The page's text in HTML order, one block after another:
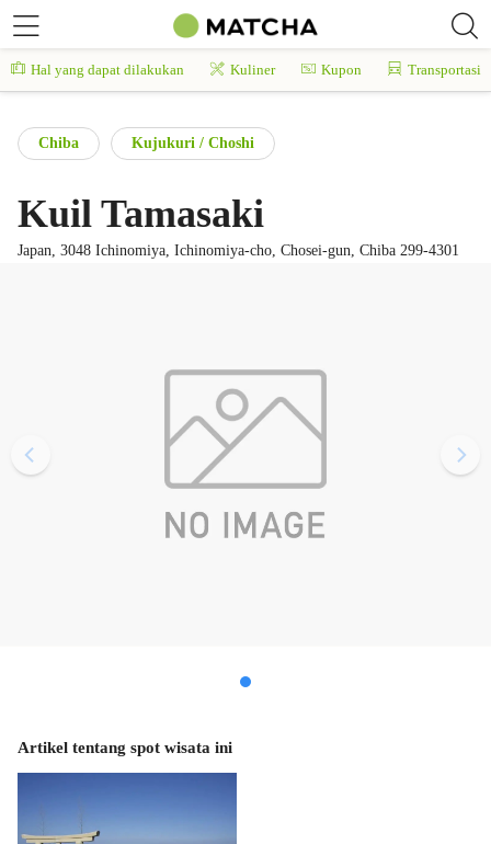
Hal yang dapat dilakukan Kuliner Kupon Transportasi
Chiba Kujukuri / Choshi
Kuil Tamasaki
Japan, 3048 Ichinomiya, Ichinomiya-cho, Chosei-gun, Chiba 299-4301
Artikel tentang spot wisata ini